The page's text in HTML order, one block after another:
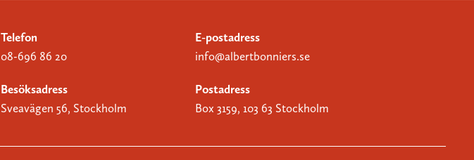
Telefon
08-696 86 20
E-postadress
info@albertbonniers.se
Besöksadress
Sveavägen 56, Stockholm
Postadress
Box 3159, 103 63 Stockholm